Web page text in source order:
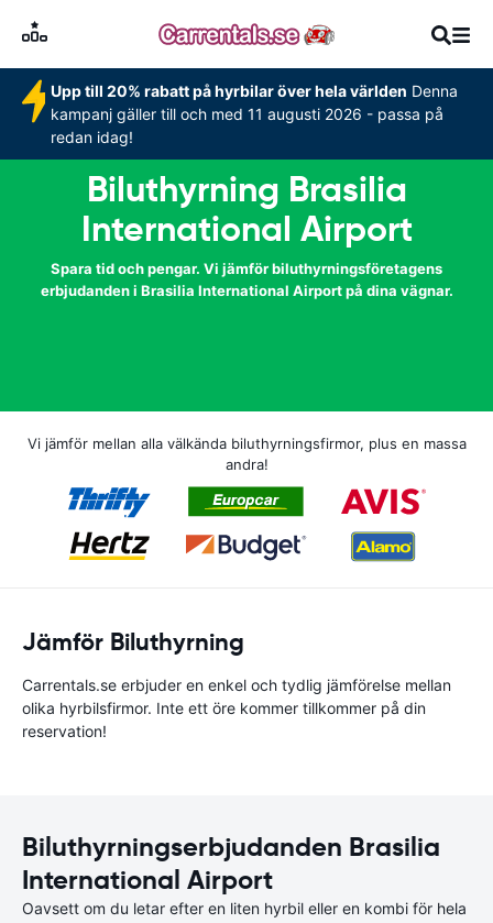
Upp till 20% rabatt på hyrbilar över hela världen Denna
kampanj gäller till och med 11 augusti 2026 - passa på
redan idag!
Biluthyrning Brasilia
International Airport
Spara tid och pengar. Vi jämför biluthyrningsföretagens
erbjudanden i Brasilia International Airport på dina vägnar.
Vi jämför mellan alla välkända biluthyrningsfirmor, plus en massa
andra!
Jämför Biluthyrning
Carrentals.se erbjuder en enkel och tydlig jämförelse mellan
olika hyrbilsfirmor. Inte ett öre kommer tillkommer på din
reservation!
Biluthyrningserbjudanden Brasilia
International Airport
Oavsett om du letar efter en liten hyrbil eller en kombi för hela